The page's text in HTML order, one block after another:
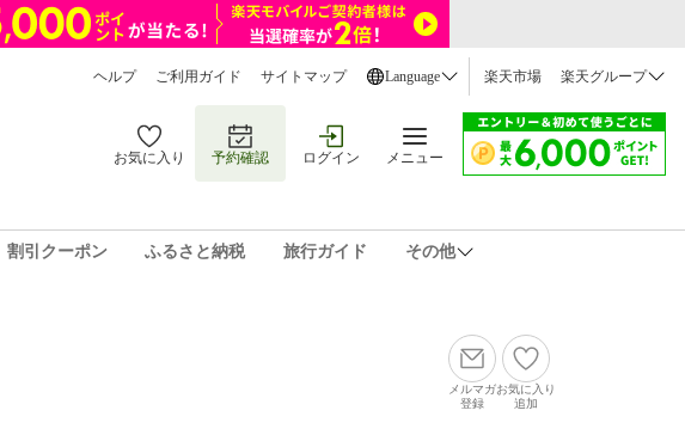
ヘルプ ご利用ガイド サイトマップ Language 楽天市場 楽天グループ
お気に入り 予約確認 ログイン メニュー
割引クーポン ふるさと納税 旅行ガイド その他
メルマガ
登録
お気に入り
追加